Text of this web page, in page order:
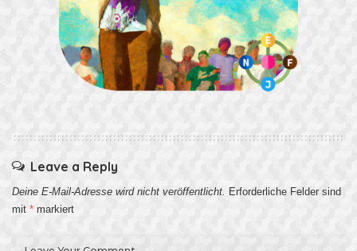
Leave a Reply
Deine E-Mail-Adresse wird nicht veröffentlicht. Erforderliche Felder sind
mit * markiert